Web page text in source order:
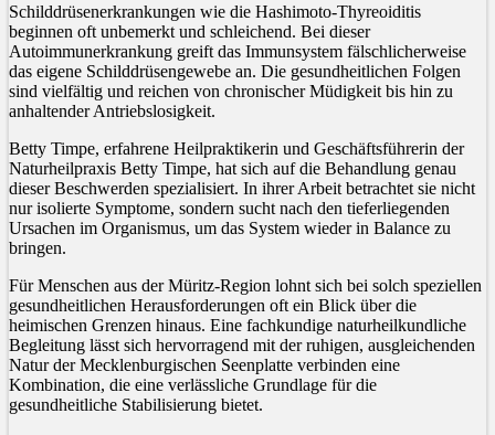
Schilddrüsenerkrankungen wie die Hashimoto-Thyreoiditis
beginnen oft unbemerkt und schleichend. Bei dieser
Autoimmunerkrankung greift das Immunsystem fälschlicherweise
das eigene Schilddrüsengewebe an. Die gesundheitlichen Folgen
sind vielfältig und reichen von chronischer Müdigkeit bis hin zu
anhaltender Antriebslosigkeit.
Betty Timpe, erfahrene Heilpraktikerin und Geschäftsführerin der
Naturheilpraxis Betty Timpe, hat sich auf die Behandlung genau
dieser Beschwerden spezialisiert. In ihrer Arbeit betrachtet sie nicht
nur isolierte Symptome, sondern sucht nach den tieferliegenden
Ursachen im Organismus, um das System wieder in Balance zu
bringen.
Für Menschen aus der Müritz-Region lohnt sich bei solch speziellen
gesundheitlichen Herausforderungen oft ein Blick über die
heimischen Grenzen hinaus. Eine fachkundige naturheilkundliche
Begleitung lässt sich hervorragend mit der ruhigen, ausgleichenden
Natur der Mecklenburgischen Seenplatte verbinden eine
Kombination, die eine verlässliche Grundlage für die
gesundheitliche Stabilisierung bietet.